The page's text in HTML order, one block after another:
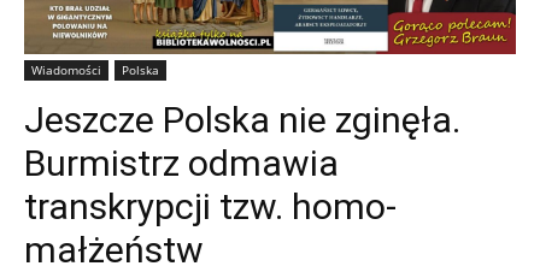
Wiadomości Polska
Jeszcze Polska nie zginęła.
Burmistrz odmawia
transkrypcji tzw. homo-
małżeństw